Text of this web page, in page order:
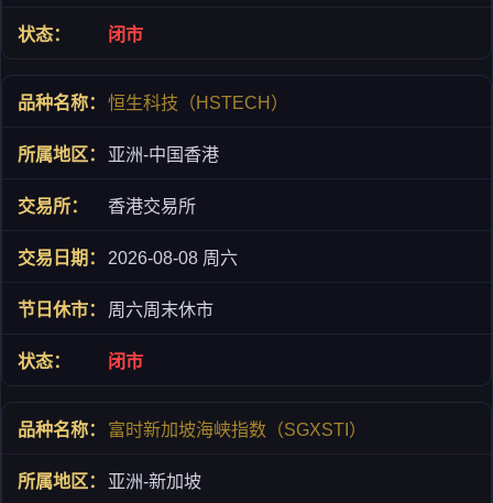
闭市
恒生科技（HSTECH）
亚洲-中国香港
香港交易所
2026-08-08 周六
周六周末休市
闭市
富时新加坡海峡指数（SGXSTI）
亚洲-新加坡